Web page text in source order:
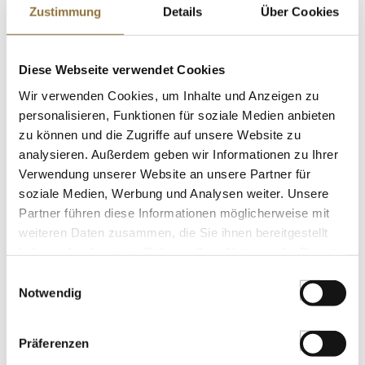
Zustimmung Details Über Cookies
Diese Webseite verwendet Cookies
Wir verwenden Cookies, um Inhalte und Anzeigen zu
personalisieren, Funktionen für soziale Medien anbieten
zu können und die Zugriffe auf unsere Website zu
analysieren. Außerdem geben wir Informationen zu Ihrer
Verwendung unserer Website an unsere Partner für
soziale Medien, Werbung und Analysen weiter. Unsere
Partner führen diese Informationen möglicherweise mit
weiteren Daten zusammen, die Sie ihnen bereitgestellt
Notwendig
Präferenzen
St.
LEBENSMITTELKENNZEICHNUNGEN
Barsnack - Croc Légumes, franz. Mini-
Waffeln mit Rote Bete & Schalotten, BIO,
750 g
Art.Nr.:65664
€ 52,80
€ 70,40 / kg